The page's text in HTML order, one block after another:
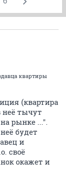
квартиры
(квартира
неё тычут
рынке ...".
будет
и
своё
окажет и